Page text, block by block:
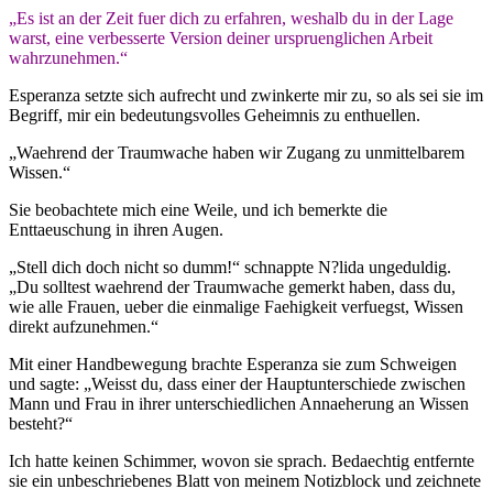
„Es ist an der Zeit fuer dich zu erfahren, weshalb du in der Lage
warst, eine verbesserte Version deiner urspruenglichen Arbeit
wahrzunehmen.“
Esperanza setzte sich aufrecht und zwinkerte mir zu, so als sei sie im
Begriff, mir ein bedeutungsvolles Geheimnis zu enthuellen.
„Waehrend der Traumwache haben wir Zugang zu unmittelbarem
Wissen.“
Sie beobachtete mich eine Weile, und ich bemerkte die
Enttaeuschung in ihren Augen.
„Stell dich doch nicht so dumm!“ schnappte N?lida ungeduldig.
„Du solltest waehrend der Traumwache gemerkt haben, dass du,
wie alle Frauen, ueber die einmalige Faehigkeit verfuegst, Wissen
direkt aufzunehmen.“
Mit einer Handbewegung brachte Esperanza sie zum Schweigen
und sagte: „Weisst du, dass einer der Hauptunterschiede zwischen
Mann und Frau in ihrer unterschiedlichen Annaeherung an Wissen
besteht?“
Ich hatte keinen Schimmer, wovon sie sprach. Bedaechtig entfernte
sie ein unbeschriebenes Blatt von meinem Notizblock und zeichnete